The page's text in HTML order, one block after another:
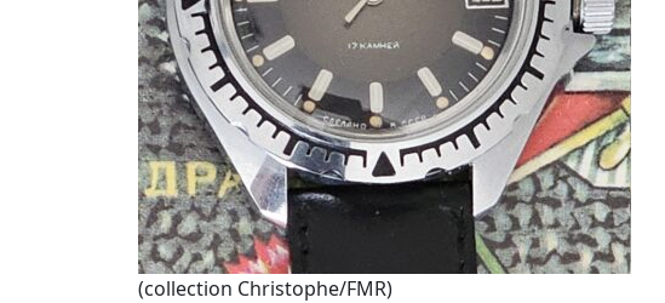
(collection Christophe/FMR)